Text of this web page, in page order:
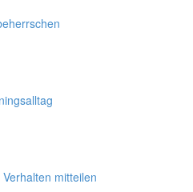
mitteilen